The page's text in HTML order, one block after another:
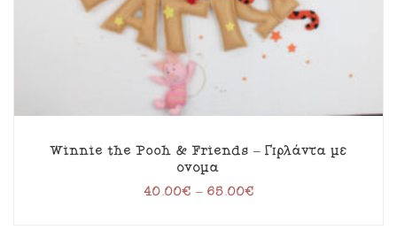
Winnie the Pooh & Friends – Γιρλάντα με
όνομα
40.00€ – 65.00€